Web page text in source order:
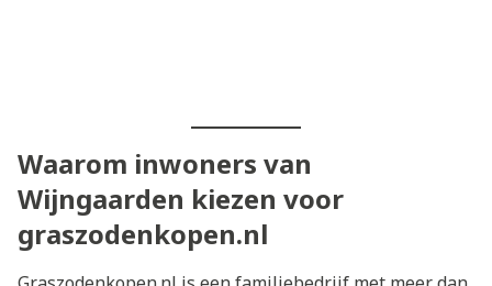
Waarom inwoners van
Wijngaarden kiezen voor
graszodenkopen.nl